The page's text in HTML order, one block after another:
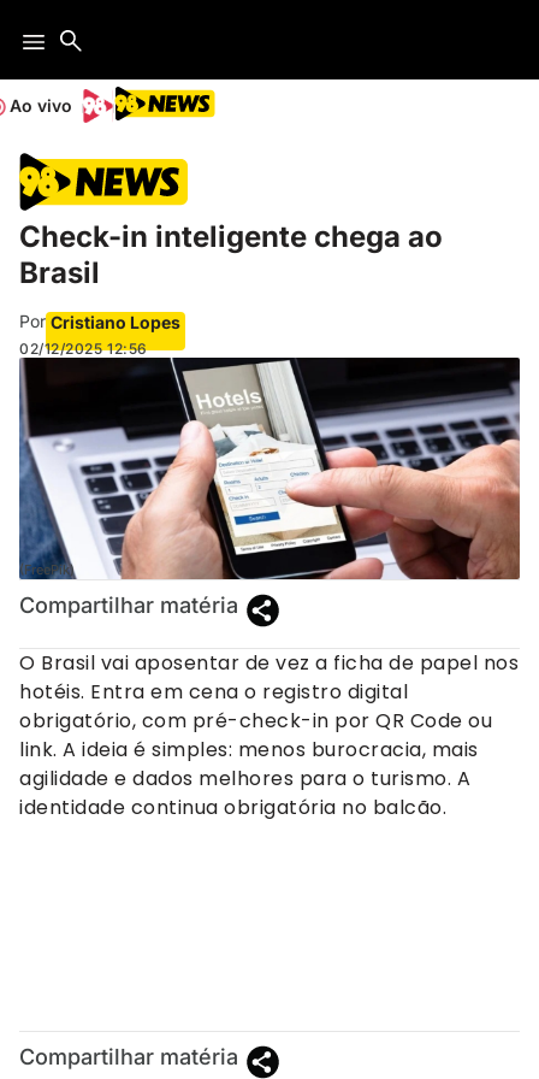
Ao vivo
Check-in inteligente chega ao
Brasil
Por Cristiano Lopes
02/12/2025 12:56
(FreePik)
Compartilhar matéria
O Brasil vai aposentar de vez a ficha de papel nos
hotéis. Entra em cena o registro digital
obrigatório, com pré-check-in por QR Code ou
link. A ideia é simples: menos burocracia, mais
agilidade e dados melhores para o turismo. A
identidade continua obrigatória no balcão.
Compartilhar matéria